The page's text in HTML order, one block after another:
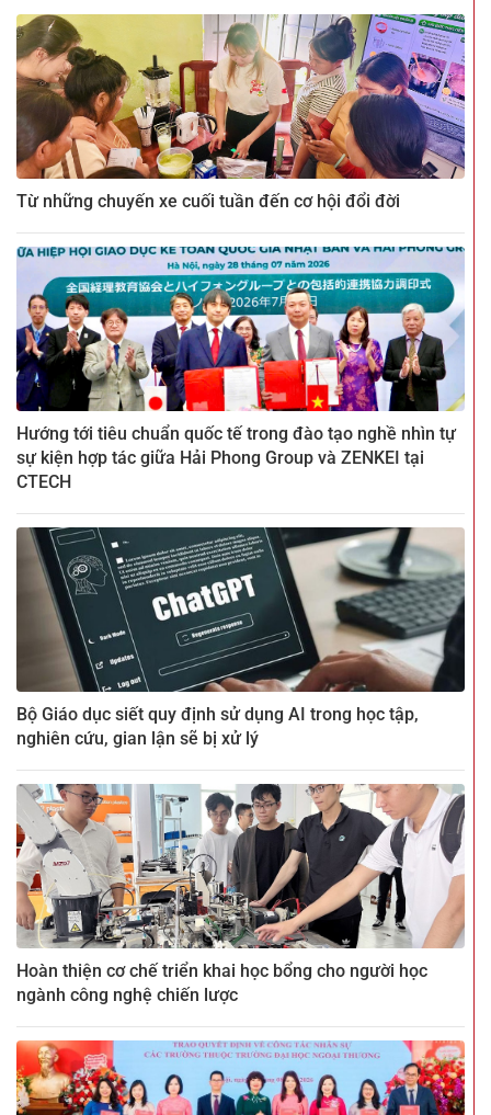
Từ những chuyến xe cuối tuần đến cơ hội đổi đời
Hướng tới tiêu chuẩn quốc tế trong đào tạo nghề nhìn tự
sự kiện hợp tác giữa Hải Phong Group và ZENKEI tại
CTECH
Bộ Giáo dục siết quy định sử dụng AI trong học tập,
nghiên cứu, gian lận sẽ bị xử lý
Hoàn thiện cơ chế triển khai học bổng cho người học
ngành công nghệ chiến lược